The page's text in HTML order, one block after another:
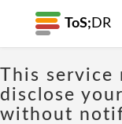
ToS; DR
This service
disclose
without